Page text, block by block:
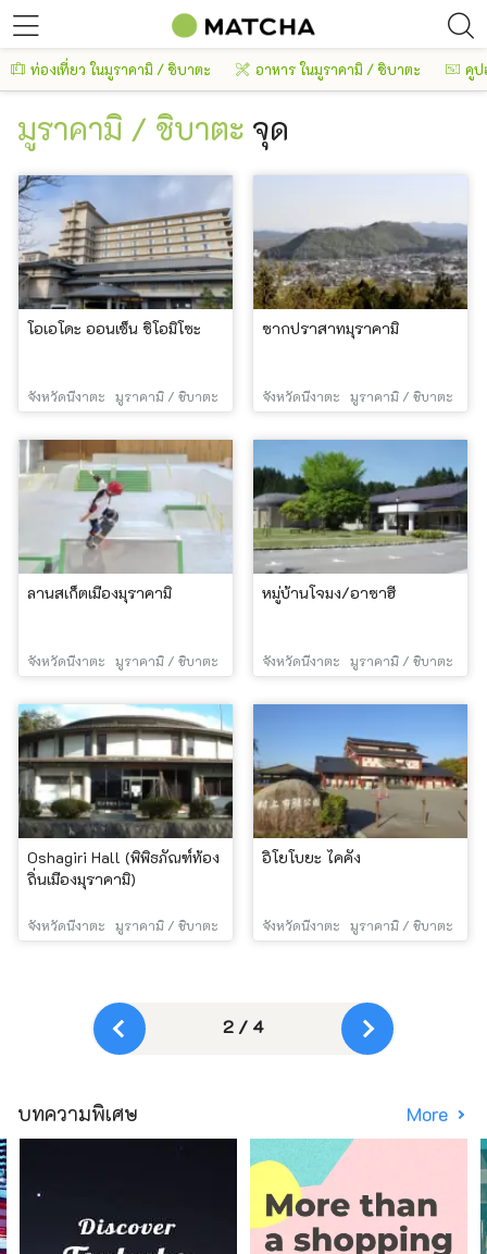
ท่องเที่ยว ในมูราคามิ / ชิบาตะ อาหาร ในมูราคามิ / ชิบาตะ คูป
มูราคามิ / ชิบาตะ จุด
โอเอโดะ ออนเซ็น ชิโอมิโซะ
จังหวัดนีงาตะ มูราคามิ / ชิบาตะ
ซากปราสาทมุราคามิ
จังหวัดนีงาตะ มูราคามิ / ชิบาตะ
ลานสเก็ตเมืองมุราคามิ
จังหวัดนีงาตะ มูราคามิ / ชิบาตะ
หมู่บ้านโจมง/อาซาฮี
จังหวัดนีงาตะ มูราคามิ / ชิบาตะ
Oshagiri Hall (พิพิธภัณฑ์ท้อง
ถิ่นเมืองมุราคามิ)
จังหวัดนีงาตะ มูราคามิ / ชิบาตะ
อิโยโบยะ ไคคัง
จังหวัดนีงาตะ มูราคามิ / ชิบาตะ
2 / 4
บทความพิเศษ More